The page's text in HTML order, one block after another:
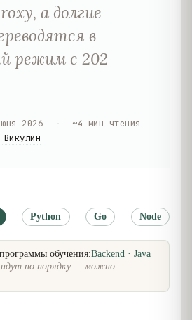
а долгие
в
режим с 202
2026 ~4 мин чтения
Python Go Node
обучения:Backend · Java
по порядку — можно